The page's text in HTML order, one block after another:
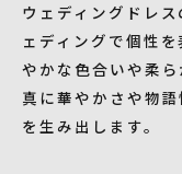
ウェディングドレ
ェディングで個性
やかな色合いや柔
真に華やかさや物
を生み出します。